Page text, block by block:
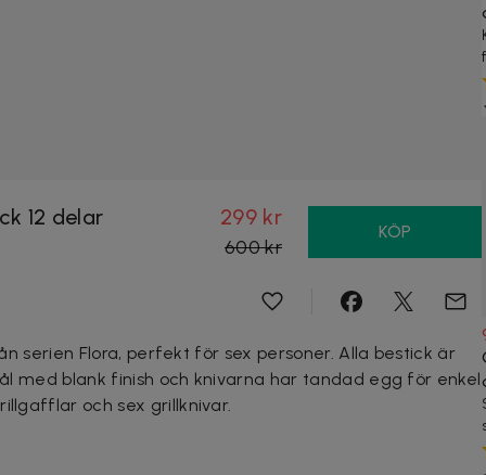
12 delar 299 kr
600 kr
KÖP
serien Flora, perfekt för sex personer. Alla bestick är
med blank finish och knivarna har tandad egg för enkel
och sex grillknivar.